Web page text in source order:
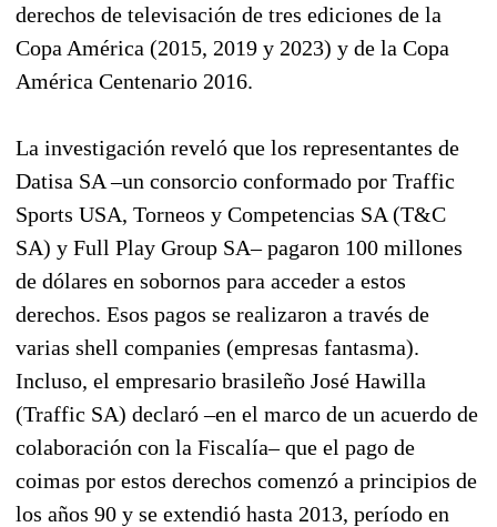
derechos de televisación de tres ediciones de la
Copa América (2015, 2019 y 2023) y de la Copa
América Centenario 2016.
La investigación reveló que los representantes de
Datisa SA –un consorcio conformado por Traffic
Sports USA, Torneos y Competencias SA (T&C
SA) y Full Play Group SA– pagaron 100 millones
de dólares en sobornos para acceder a estos
derechos. Esos pagos se realizaron a través de
varias shell companies (empresas fantasma).
Incluso, el empresario brasileño José Hawilla
(Traffic SA) declaró –en el marco de un acuerdo de
colaboración con la Fiscalía– que el pago de
coimas por estos derechos comenzó a principios de
los años 90 y se extendió hasta 2013, período en